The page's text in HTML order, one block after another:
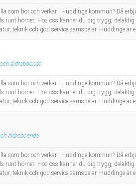
som bor och verkar i Huddinge kommun? Då
hörnet. Hos oss känner du dig trygg, delaktig
teknik och god service samspelar. Huddinge är
äldreboende
som bor och verkar i Huddinge kommun? Då
hörnet. Hos oss känner du dig trygg, delaktig
teknik och god service samspelar. Huddinge är
äldreboende
som bor och verkar i Huddinge kommun? Då
hörnet. Hos oss känner du dig trygg, delaktig
teknik och god service samspelar. Huddinge är